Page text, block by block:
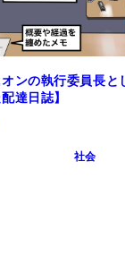
ンの執行委員長と
達日誌】
社会